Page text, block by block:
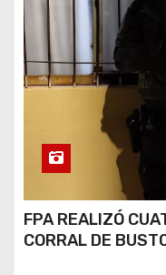
FPA REALIZÓ
CORRAL DE